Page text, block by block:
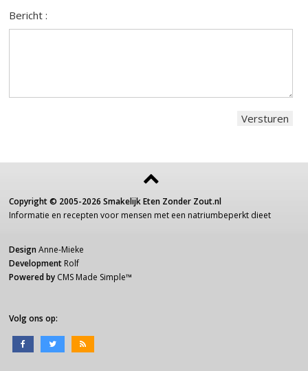
Bericht :
Copyright © 2005-2026 Smakelijk Eten Zonder Zout.nl
Informatie en recepten voor mensen met een natriumbeperkt dieet
Design Anne-Mieke
Development Rolf
Powered by CMS Made Simple™
Volg ons op: